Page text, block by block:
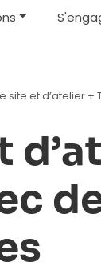
site et d’atelier